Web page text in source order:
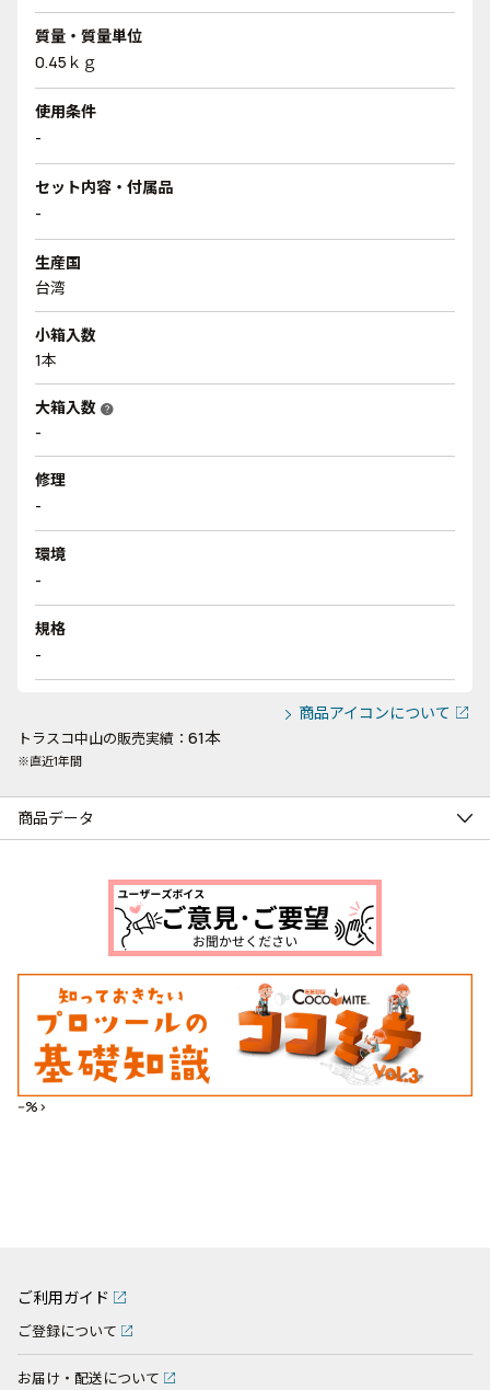
質量・質量単位
0.45ｋｇ
使用条件
-
セット内容・付属品
-
生産国
台湾
小箱入数
1本
大箱入数 help
-
修理
-
環境
-
規格
-
商品アイコンについて
トラスコ中山の販売実績： 61本
※直近1年間
商品データ
--%>
ご利用ガイド
ご登録について
お届け・配送について